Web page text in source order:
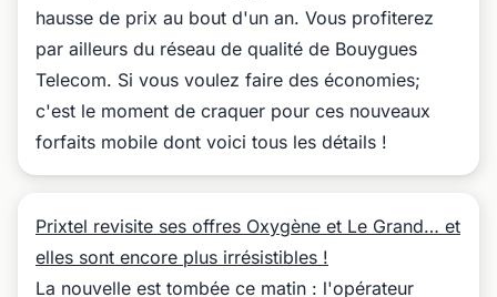
hausse de prix au bout d'un an. Vous profiterez
par ailleurs du réseau de qualité de Bouygues
Telecom. Si vous voulez faire des économies;
c'est le moment de craquer pour ces nouveaux
forfaits mobile dont voici tous les détails !
Prixtel revisite ses offres Oxygène et Le Grand… et
elles sont encore plus irrésistibles !
La nouvelle est tombée ce matin : l'opérateur